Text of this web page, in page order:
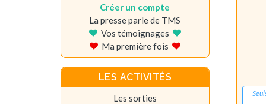
Créer un compte
La presse parle de TMS
Vos témoignages
Ma première fois
LES ACTIVITÉS
Les sorties